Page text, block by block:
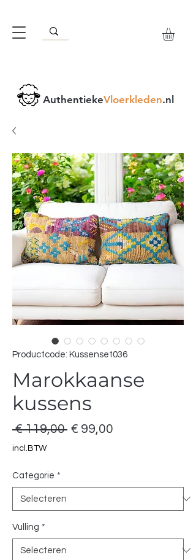
AuthentiekeVloerkleden.nl
Productcode: Kussenset036
Marokkaanse
kussens
€ 119,00 Normale
€ 99,00
incl.BTW
Categorie *
Vulling *